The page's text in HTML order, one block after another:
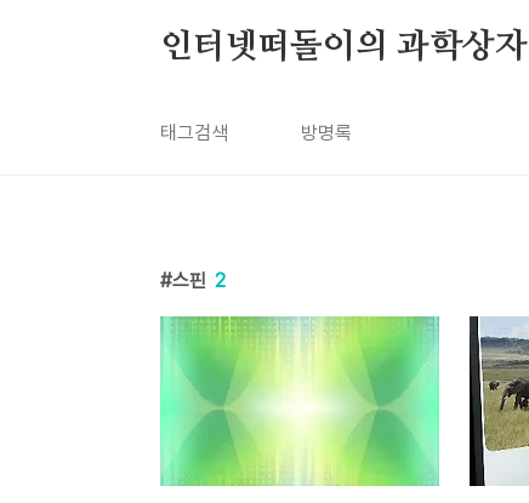
인터넷떠돌이의 과학상자
태그검색 방명록
스핀 2